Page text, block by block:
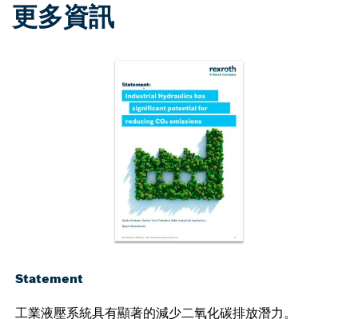
更多資訊
Statement
工業液壓系統具有顯著的減少二氧化碳排放潛力。